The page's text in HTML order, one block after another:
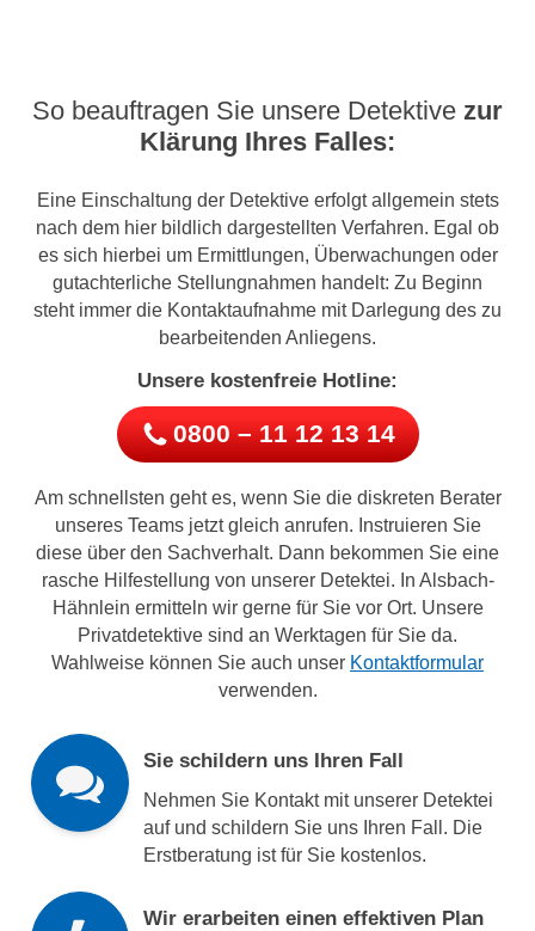
So beauftragen Sie unsere Detektive zur
Klärung Ihres Falles:
Eine Einschaltung der Detektive erfolgt allgemein stets
nach dem hier bildlich dargestellten Verfahren. Egal ob
es sich hierbei um Ermittlungen, Überwachungen oder
gutachterliche Stellungnahmen handelt: Zu Beginn
steht immer die Kontaktaufnahme mit Darlegung des zu
bearbeitenden Anliegens.
Unsere kostenfreie Hotline:
0800 – 11 12 13 14
Am schnellsten geht es, wenn Sie die diskreten Berater
unseres Teams jetzt gleich anrufen. Instruieren Sie
diese über den Sachverhalt. Dann bekommen Sie eine
rasche Hilfestellung von unserer Detektei. In Alsbach-
Hähnlein ermitteln wir gerne für Sie vor Ort. Unsere
Privatdetektive sind an Werktagen für Sie da.
Wahlweise können Sie auch unser Kontaktformular
verwenden.
Sie schildern uns Ihren Fall
Nehmen Sie Kontakt mit unserer Detektei
auf und schildern Sie uns Ihren Fall. Die
Erstberatung ist für Sie kostenlos.
Wir erarbeiten einen effektiven Plan